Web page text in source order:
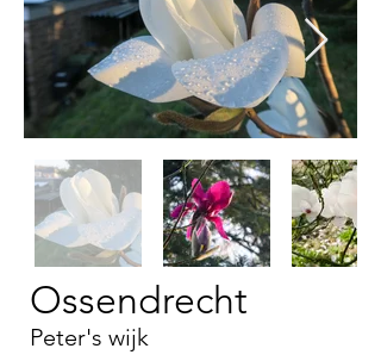
Ossendrecht
Peter's wijk